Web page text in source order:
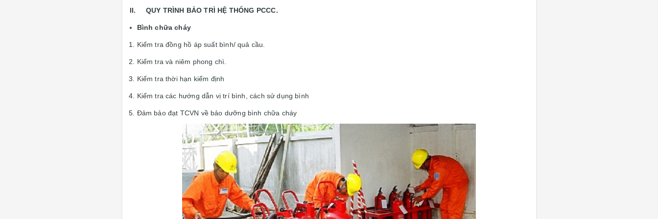
II. QUY TRÌNH BẢO TRÌ HỆ THỐNG PCCC.
Bình chữa cháy
Kiểm tra đồng hồ áp suất bình/ quả cầu.
Kiểm tra và niêm phong chì.
Kiểm tra thời hạn kiểm định
Kiểm tra các hướng dẫn vị trí bình, cách sử dụng bình
Đảm bảo đạt TCVN về bảo dưỡng bình chữa cháy